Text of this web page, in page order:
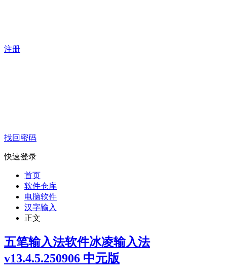
注册
找回密码
快速登录
首页
软件仓库
电脑软件
汉字输入
正文
五笔输入法软件冰凌输入法
v13.4.5.250906 中元版